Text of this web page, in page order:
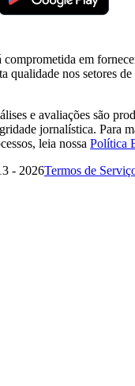
comprometida em
qualidade nos setores
e avaliações são
jornalística. Para
leia nossa Política
- 2026Termos de